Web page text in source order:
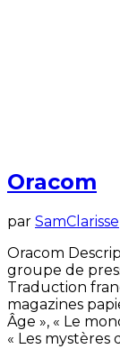
Oracom
par SamClarisse
Oracom
groupe de
Traduction
magazines
Âge », « Le
« Les mystères